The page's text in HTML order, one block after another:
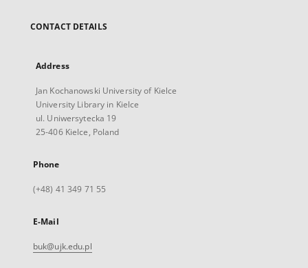
CONTACT DETAILS
Address
Jan Kochanowski University of Kielce
University Library in Kielce
ul. Uniwersytecka 19
25-406 Kielce, Poland
Phone
(+48) 41 349 71 55
E-Mail
buk@ujk.edu.pl